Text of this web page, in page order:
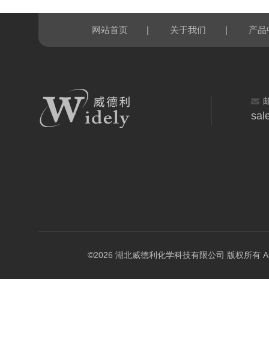
网站首页 | 关于我们 | 产品
©2026 湖北威德利化学科技有限公司 版权所有